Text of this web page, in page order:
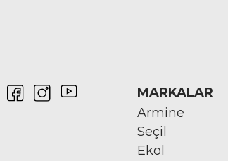
MARKALAR
Armine
Seçil
Ekol